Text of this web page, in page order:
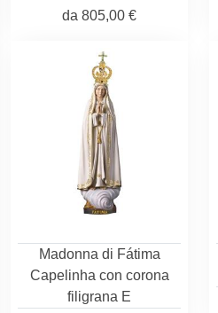
da 805,00 €
Madonna di Fátima
Capelinha con corona
filigrana E